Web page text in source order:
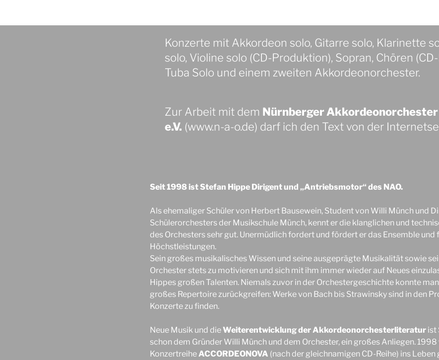
Konzerte mit Akkordeon solo, Gitarre solo, Klarinette
solo, Violine solo (CD-Produktion), Sopran, Chören
Tuba Solo und einem zweiten Akkordeonorchester.
Zur Arbeit mit dem Nürnberger
e.V. (www.n-a-o.de) darf ich den Text von der
Seit 1998 ist Stefan Hippe Dirigent und „Antriebsmotor“ des NAO.
Als ehemaliger Schüler von Herbert Bausewein, Student von Willi Münch und
Schülerorchesters der Musikschule Münch, kennt er die klanglichen und
des Orchesters sehr gut. Unermüdlich fordert und fördert er das Ensemble und
Höchstleistungen.
Sein großes musikalisches Wissen und seine ausgeprägte Musikalität sowie
Orchester stets zu motivieren und sich mit ihm immer wieder auf Neues
Hippes großen Talenten. Niemals zuvor in der Orchestergeschichte konnte
großes Repertoire zurückgreifen: Werke von Bach bis Strawinsky sind in den
Konzerte zu finden.
Neue Musik und dieWeiterentwicklung der Akkordeonorchesterliteratur ist
schon dem Gründer Willi Münch und dem Orchester, ein großes Anliegen.
Konzertreihe ACCORDEONOVA (nach der gleichnamigen CD-Reihe) ins Leben